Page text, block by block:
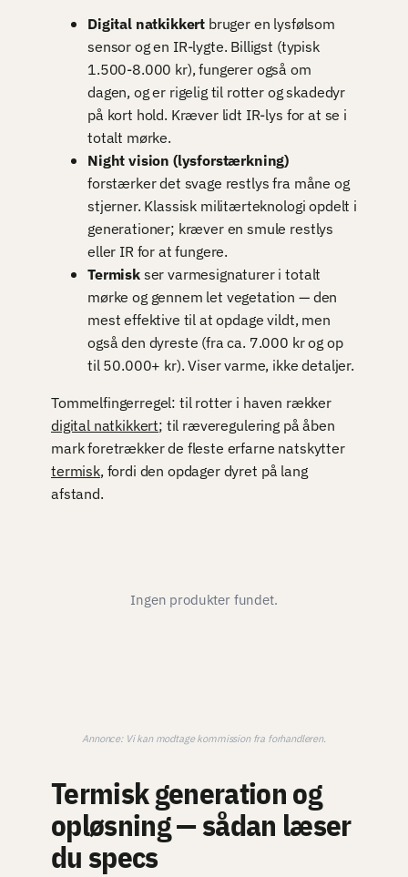
Digital natkikkert bruger en lysfølsom
sensor og en IR-lygte. Billigst (typisk
1.500-8.000 kr), fungerer også om
dagen, og er rigelig til rotter og skadedyr
på kort hold. Kræver lidt IR-lys for at se i
totalt mørke.
Night vision (lysforstærkning)
forstærker det svage restlys fra måne og
stjerner. Klassisk militærteknologi opdelt i
generationer; kræver en smule restlys
eller IR for at fungere.
Termiskser varmesignaturer i totalt
mørke og gennem let vegetation — den
mest effektive til at opdage vildt, men
også den dyreste (fra ca. 7.000 kr og op
til 50.000+ kr). Viser varme, ikke detaljer.
Tommelfingerregel: til rotter i haven rækker
digital natkikkert; til ræveregulering på åben
mark foretrækker de fleste erfarne natskytter
termisk, fordi den opdager dyret på lang
afstand.
Ingen produkter fundet.
Annonce: Vi kan modtage kommission fra forhandleren.
Termisk generation og
opløsning — sådan læser
du specs